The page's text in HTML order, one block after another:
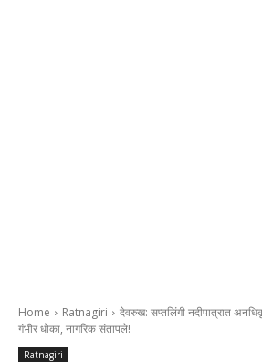
Home Ratnagiri
देवरुख: सप्तलिंगी नदीपात्रात
गंभीर धोका, नागरिक संतापले!
Ratnagiri